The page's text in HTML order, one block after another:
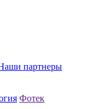
партнеры
Фотек